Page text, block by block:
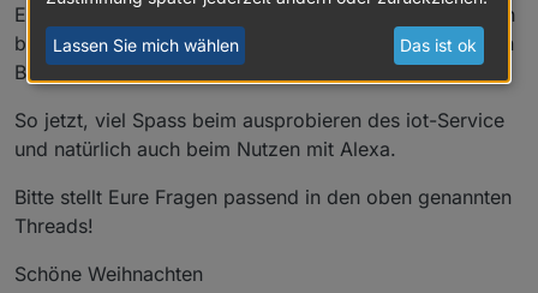
Es kann sein, dass die Preise noch geändert werden (in
beide Richtungen), je nach dem wie sich die genaueren
Betriebskosten für die nötige Infrastruktur entwickeln!
So jetzt, viel Spass beim ausprobieren des iot-Service
und natürlich auch beim Nutzen mit Alexa.
Bitte stellt Eure Fragen passend in den oben genannten
Threads!
Schöne Weihnachten
Lassen Sie mich wählen Das ist ok